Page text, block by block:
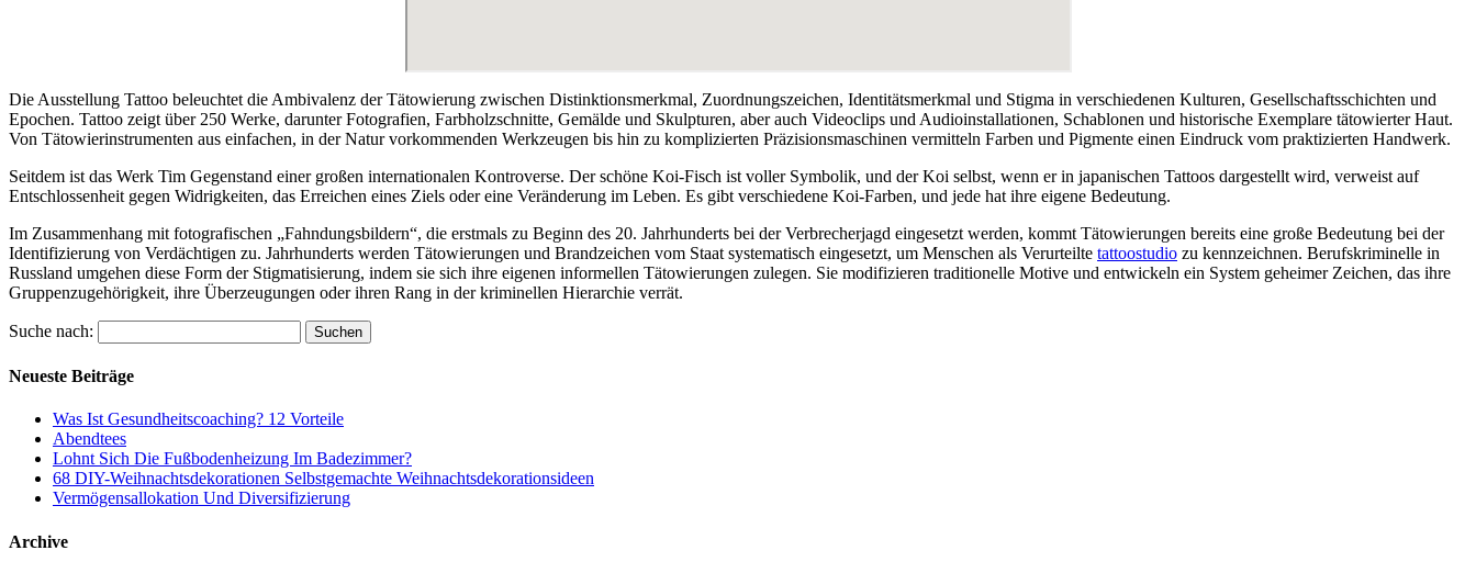
Die Ausstellung Tattoo beleuchtet die Ambivalenz der Tätowierung zwischen Distinktionsmerkmal, Zuordnungszeichen, Identitätsmerkmal und Stigma in verschiedenen Kulturen, Gesellschaftsschichten und
Epochen. Tattoo zeigt über 250 Werke, darunter Fotografien, Farbholzschnitte, Gemälde und Skulpturen, aber auch Videoclips und Audioinstallationen, Schablonen und historische Exemplare tätowierter Haut.
Von Tätowierinstrumenten aus einfachen, in der Natur vorkommenden Werkzeugen bis hin zu komplizierten Präzisionsmaschinen vermitteln Farben und Pigmente einen Eindruck vom praktizierten Handwerk.
Seitdem ist das Werk Tim Gegenstand einer großen internationalen Kontroverse. Der schöne Koi-Fisch ist voller Symbolik, und der Koi selbst, wenn er in japanischen Tattoos dargestellt wird, verweist auf
Entschlossenheit gegen Widrigkeiten, das Erreichen eines Ziels oder eine Veränderung im Leben. Es gibt verschiedene Koi-Farben, und jede hat ihre eigene Bedeutung.
Im Zusammenhang mit fotografischen „Fahndungsbildern“, die erstmals zu Beginn des 20. Jahrhunderts bei der Verbrecherjagd eingesetzt werden, kommt Tätowierungen bereits eine große Bedeutung bei der
Identifizierung von Verdächtigen zu. Jahrhunderts werden Tätowierungen und Brandzeichen vom Staat systematisch eingesetzt, um Menschen als Verurteilte tattoostudio zu kennzeichnen. Berufskriminelle in
Russland umgehen diese Form der Stigmatisierung, indem sie sich ihre eigenen informellen Tätowierungen zulegen. Sie modifizieren traditionelle Motive und entwickeln ein System geheimer Zeichen, das ihre
Gruppenzugehörigkeit, ihre Überzeugungen oder ihren Rang in der kriminellen Hierarchie verrät.
Suche nach:
Neueste Beiträge
Was Ist Gesundheitscoaching? 12 Vorteile
Abendtees
Lohnt Sich Die Fußbodenheizung Im Badezimmer?
68 DIY-Weihnachtsdekorationen Selbstgemachte Weihnachtsdekorationsideen
Vermögensallokation Und Diversifizierung
Archive